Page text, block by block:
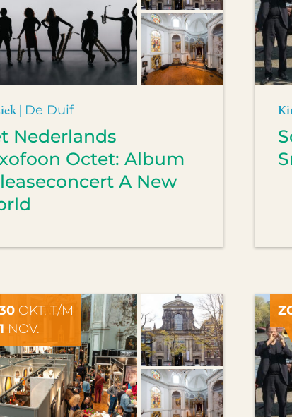
| De Duif
Nederlands
Octet: Album
A New
OKT. T/M
NOV.